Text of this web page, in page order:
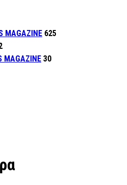
MAGAZINE 625
MAGAZINE 30